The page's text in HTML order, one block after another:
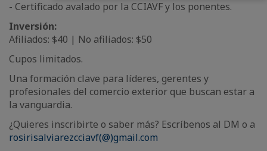
- Certificado avalado por la CCIAVF y los ponentes.
Inversión:
Afiliados: $40 | No afiliados: $50
Cupos limitados.
Una formación clave para líderes, gerentes y
profesionales del comercio exterior que buscan estar a
la vanguardia.
¿Quieres inscribirte o saber más? Escríbenos al DM o a
rosirisalviarezcciavf(@)gmail.com